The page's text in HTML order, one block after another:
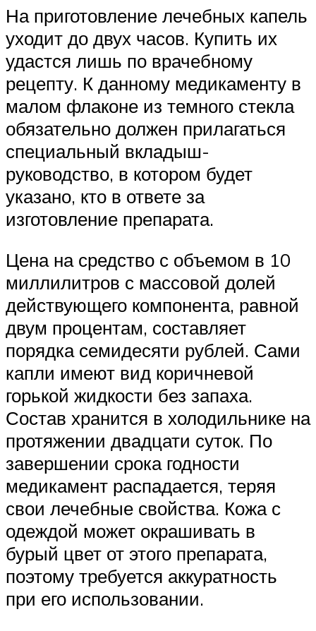
На приготовление лечебных капель
уходит до двух часов. Купить их
удастся лишь по врачебному
рецепту. К данному медикаменту в
малом флаконе из темного стекла
обязательно должен прилагаться
специальный вкладыш-
руководство, в котором будет
указано, кто в ответе за
изготовление препарата.
Цена на средство с объемом в 10
миллилитров с массовой долей
действующего компонента, равной
двум процентам, составляет
порядка семидесяти рублей. Сами
капли имеют вид коричневой
горькой жидкости без запаха.
Состав хранится в холодильнике на
протяжении двадцати суток. По
завершении срока годности
медикамент распадается, теряя
свои лечебные свойства. Кожа с
одеждой может окрашивать в
бурый цвет от этого препарата,
поэтому требуется аккуратность
при его использовании.